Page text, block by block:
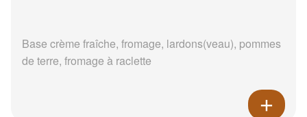
Base crème fraîche, fromage, lardons(veau), pommes
de terre, fromage à raclette